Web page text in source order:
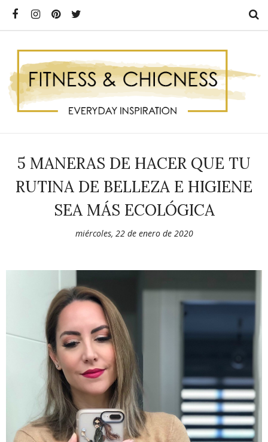
5 MANERAS DE HACER QUE TU
RUTINA DE BELLEZA E HIGIENE
SEA MÁS ECOLÓGICA
miércoles, 22 de enero de 2020